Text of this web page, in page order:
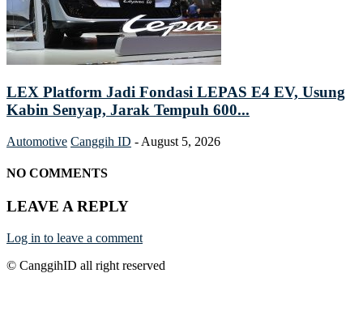
LEX Platform Jadi Fondasi LEPAS E4 EV, Usung
Kabin Senyap, Jarak Tempuh 600...
Automotive Canggih ID - August 5, 2026
NO COMMENTS
LEAVE A REPLY
Log in to leave a comment
© CanggihID all right reserved